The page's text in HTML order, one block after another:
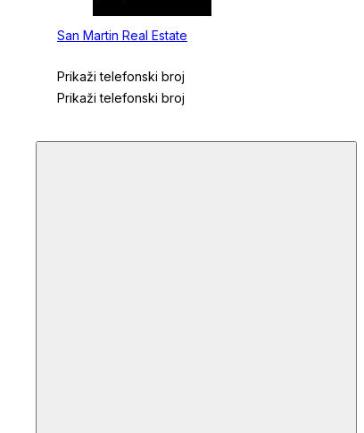
San Martin Real Estate
Prikaži telefonski broj
Prikaži telefonski broj